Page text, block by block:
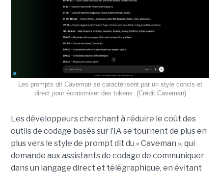
Les prompts dit Caveman se caractérisent par un style concis et
direct pour économiser des tokens. (Crédit Caveman)
Les développeurs cherchant à réduire le coût des
outils de codage basés sur l’IA se tournent de plus en
plus vers le style de prompt dit du « Caveman », qui
demande aux assistants de codage de communiquer
dans un langage direct et télégraphique, en évitant